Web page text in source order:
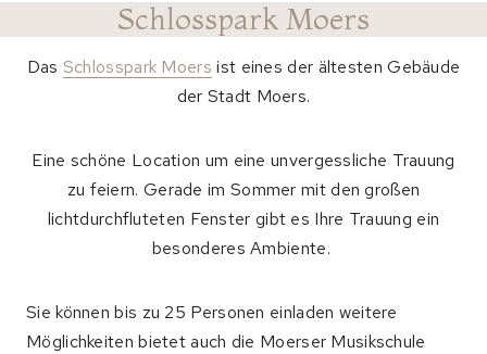
Schlosspark Moers
Das Schlosspark Moers ist eines der ältesten Gebäude
der Stadt Moers.
Eine schöne Location um eine unvergessliche Trauung
zu feiern. Gerade im Sommer mit den großen
lichtdurchfluteten Fenster gibt es Ihre Trauung ein
besonderes Ambiente.
Sie können bis zu 25 Personen einladen weitere
Möglichkeiten bietet auch die Moerser Musikschule